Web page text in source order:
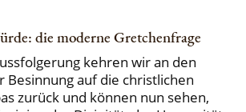
die moderne Gretchenfrage
kehren wir an den
Besinnung auf die christlichen
zurück und können nun sehen,